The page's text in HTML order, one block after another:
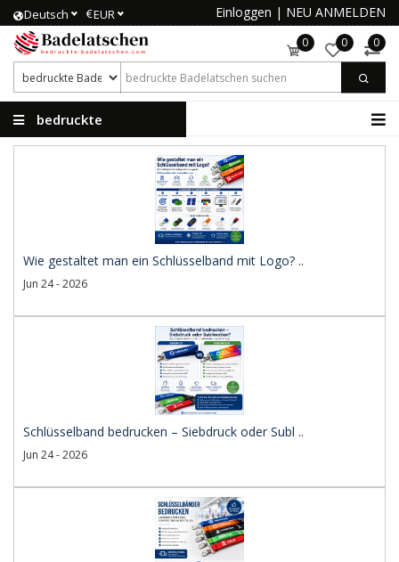
Deutsch €EUR Einloggen | NEU ANMELDEN
0 0 0
bedruckte
Wie gestaltet man ein Schlüsselband mit Logo? ..
Jun 24 - 2026
Schlüsselband bedrucken – Siebdruck oder Subl ..
Jun 24 - 2026